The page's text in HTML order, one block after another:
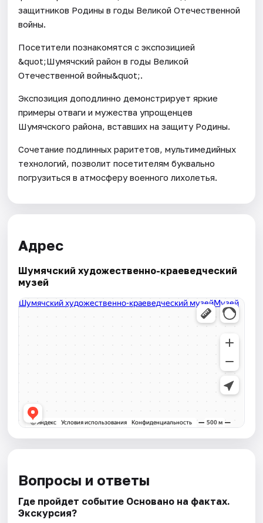
защитников Родины в годы Великой Отечественной
войны.
Посетители познакомятся с экспозицией
&quot;Шумячский район в годы Великой
Отечественной войны&quot;.
Экспозиция доподлинно демонстрирует яркие
примеры отваги и мужества упрощенцев
Шумячского района, вставших на защиту Родины.
Сочетание подлинных раритетов, мультимедийных
технологий, позволит посетителям буквально
погрузиться в атмосферу военного лихолетья.
Адрес
Шумячский художественно-краеведческий
музей
Вопросы и ответы
Где пройдет событие Основано на фактах.
Экскурсия?